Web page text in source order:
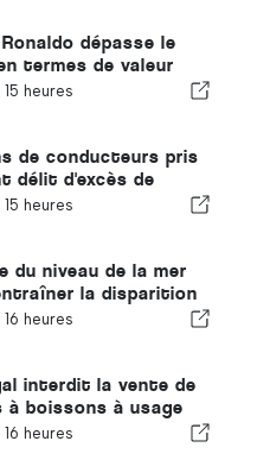
dépasse le
termes de valeur
heures
de conducteurs pris
délit d'excès de
Portugal en 10 ans
heures
du niveau de la mer
la disparition
plages du Portugal
heures
interdit la vente de
à boissons à usage
portant pas le logo «
heures